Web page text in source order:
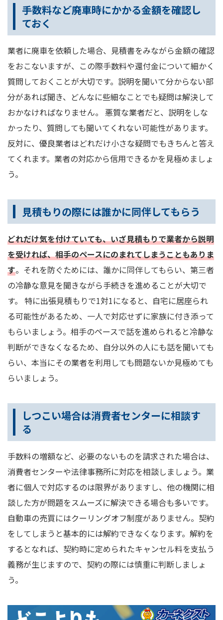
手数料など廃車時にかかる金額を確認し
ておく
業者に廃車を依頼した場合、見積書をみながら金額の確認
をおこないますが、この際手数料や還付金について細かく
質問しておくことが大切です。説明を聞いて分からない部
分があれば聞き、どんなに些細なことでも疑問は解決して
おかなければなりません。 悪質な業者だと、説明をしな
かったり、質問しても聞いてくれない可能性があります。
反対に、優良業者はどれだけ小さな疑問でもきちんと答え
てくれます。業者の対応から信用できるかを見極めましょ
う。
見積もりの際には誰かに同伴してもらう
どれだけ気を付けていても、いざ見積もりで業者から説明
を受ければ、相手のペースにのまれてしまうこともありま
す。それを防ぐためには、誰かに同伴してもらい、第三者
の冷静な意見を聞きながら手続きを進めることが大切で
す。 特に出張見積もりで1対1になると、自宅に居座られ
る可能性があるため、一人で対応せずに家族に付き添って
もらいましょう。相手のペースで話を進められると冷静な
判断ができなくなるため、自分以外の人にも話を聞いても
らい、本当にその業者を利用しても問題ないか見極めても
らいましょう。
しつこい場合は消費者センターに相談す
る
手数料の増額など、必要のないものを請求された場合は、
消費者センターや法律事務所に対応を相談しましょう。業
者に個人で対応するのは限界がありますし、他の機関に相
談した方が問題をスムーズに解決できる場合も多いです。
自動車の売買にはクーリングオフ制度がありません。契約
をしてしまうと基本的には解約できなくなります。解約を
するとなれば、契約時に定められたキャンセル料を支払う
義務が生じますので、契約の際には慎重に判断しましょ
う。